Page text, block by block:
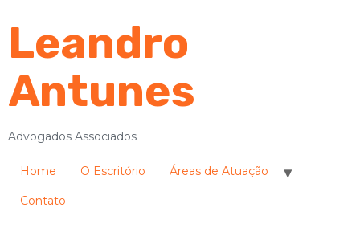
Leandro
Antunes
Advogados Associados
Home O Escritório Áreas de Atuação
Contato